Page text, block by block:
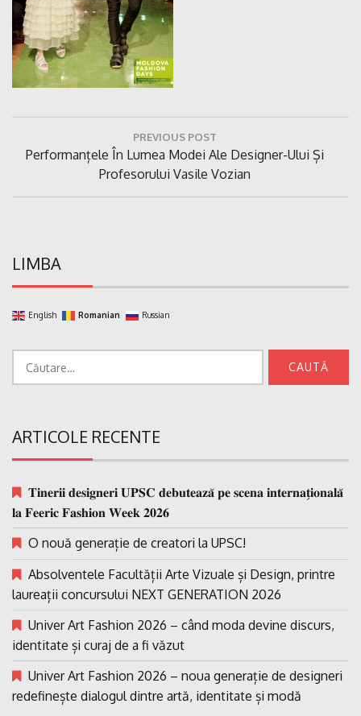
articole
PREVIOUS POST
Previous
Performanțele În Lumea Modei Ale Designer-Ului Și
Profesorului Vasile Vozian
LIMBA
English Romanian Russian
ARTICOLE RECENTE
𝐓𝐢𝐧𝐞𝐫𝐢𝐢 𝐝𝐞𝐬𝐢𝐠𝐧𝐞𝐫𝐢 𝐔𝐏𝐒𝐂 𝐝𝐞𝐛𝐮𝐭𝐞𝐚𝐳𝐚̆ 𝐩𝐞 𝐬𝐜𝐞𝐧𝐚 𝐢𝐧𝐭𝐞𝐫𝐧𝐚𝐭̗𝐢𝐨𝐧𝐚𝐥𝐚̆
𝐥𝐚 𝐅𝐞𝐞𝐫𝐢𝐜 𝐅𝐚𝐬𝐡𝐢𝐨𝐧 𝐖𝐞𝐞𝐤 𝟐𝟎𝟐𝟔
O nouă generație de creatori la UPSC!
Absolventele Facultății Arte Vizuale și Design, printre
laureații concursului NEXT GENERATION 2026
Univer Art Fashion 2026 – când moda devine discurs,
identitate și curaj de a fi văzut
Univer Art Fashion 2026 – noua generație de designeri
redefinește dialogul dintre artă, identitate și modă